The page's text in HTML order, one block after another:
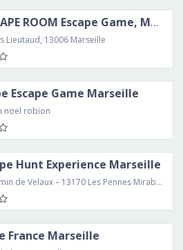
REAL ESCAPE ROOM Escape Game, Marseille
Lieutaud, 13006 Marseille
Escape Game Marseille
noel robion
Hunt Experience Marseille
de Velaux – 13170 Les Pennes Mirabeau
France Marseille